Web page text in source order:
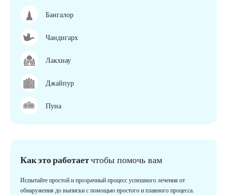
Бангалор
Чандигарх
Лакхнау
Джайпур
Пуна
Как это работаетчтобы помочь вам
Испытайте простой и прозрачный процесс успешного лечения от
обнаружения до выписки с помощью простого и плавного процесса.